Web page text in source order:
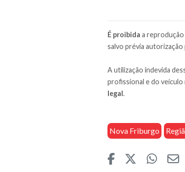
É proibida a
salvo prévia
A utilização indevida
profissional e do
legal.
Nova Friburgo